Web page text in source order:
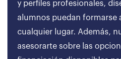
y perfiles profesionales,
alumnos puedan formarse
cualquier lugar. Además,
asesorarte sobre las